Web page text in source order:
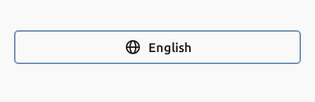
English